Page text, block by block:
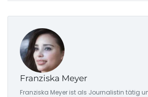
Franziska Meyer
Franziska Meyer ist als Journalistin tätig